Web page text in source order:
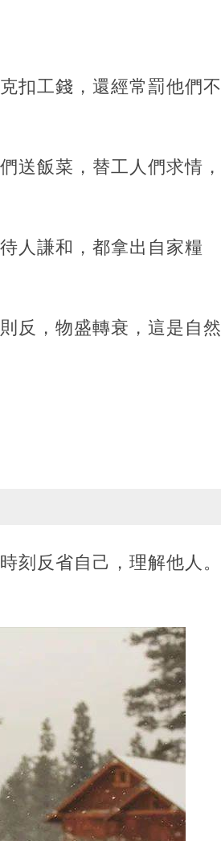
扣工錢，還經常罰他們不
送飯菜，替工人們求情，
人謙和，都拿出自家糧
反，物盛轉衰，這是自然
刻反省自己，理解他人。